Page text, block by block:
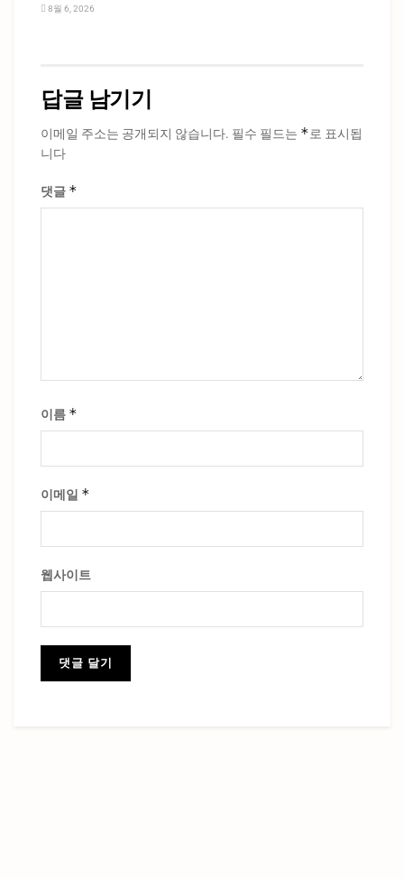
8월 6, 2026
답글 남기기
이메일 주소는 공개되지 않습니다. 필수 필드는 *로 표시됩
니다
댓글 *
이름 *
이메일 *
웹사이트